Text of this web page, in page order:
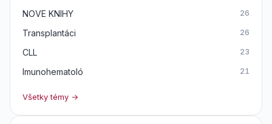
NOVE KNIHY 26
Transplantáci 26
CLL 23
Imunohematoló 21
Všetky témy →